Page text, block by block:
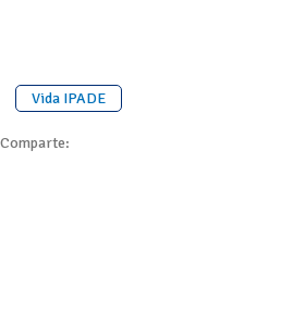
Vida IPADE
Comparte: